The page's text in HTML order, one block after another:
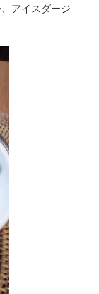
アイスダージ